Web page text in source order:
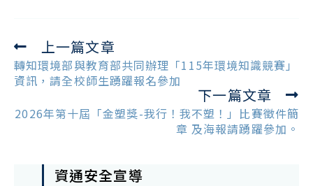
Read
more
articles
上一篇文章
轉知環境部與教育部共同辦理「115年環境知識競賽」
資訊，請全校師生踴躍報名參加
下一篇文章
2026年第十屆「金塑獎-我行！我不塑！」比賽徵件簡
章 及海報請踴躍參加。
資通安全宣導